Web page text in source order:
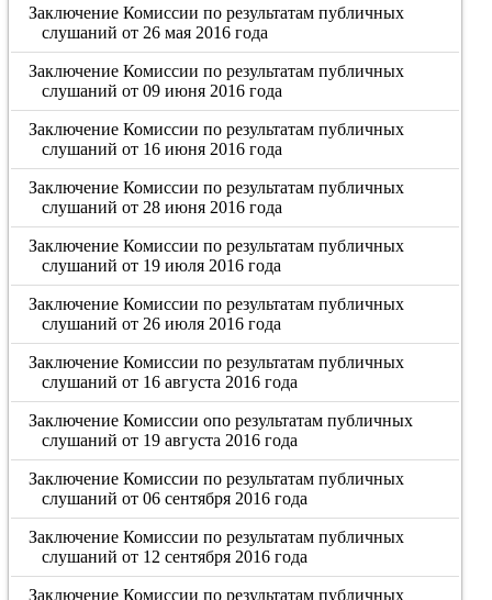
Заключение Комиссии по результатам публичных
слушаний от 26 мая 2016 года
Заключение Комиссии по результатам публичных
слушаний от 09 июня 2016 года
Заключение Комиссии по результатам публичных
слушаний от 16 июня 2016 года
Заключение Комиссии по результатам публичных
слушаний от 28 июня 2016 года
Заключение Комиссии по результатам публичных
слушаний от 19 июля 2016 года
Заключение Комиссии по результатам публичных
слушаний от 26 июля 2016 года
Заключение Комиссии по результатам публичных
слушаний от 16 августа 2016 года
Заключение Комиссии опо результатам публичных
слушаний от 19 августа 2016 года
Заключение Комиссии по результатам публичных
слушаний от 06 сентября 2016 года
Заключение Комиссии по результатам публичных
слушаний от 12 сентября 2016 года
Заключение Комиссии по результатам публичных